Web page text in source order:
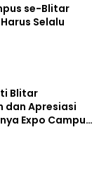
se-Blitar
Selalu
Blitar
dan Apresiasi
Expo Campus